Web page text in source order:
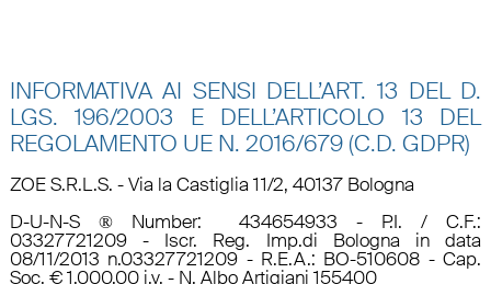
INFORMATIVA AI SENSI DELL’ART. 13 DEL D.
LGS. 196/2003 E DELL’ARTICOLO 13 DEL
REGOLAMENTO UE N. 2016/679 (C.D. GDPR)
ZOE S.R.L.S. - Via la Castiglia 11/2, 40137 Bologna
D-U-N-S ® Number: 434654933 - P.I. / C.F.:
03327721209 - Iscr. Reg. Imp.di Bologna in data
08/11/2013 n.03327721209 - R.E.A.: BO-510608 - Cap.
Soc. € 1.000,00 i.v. - N. Albo Artigiani 155400